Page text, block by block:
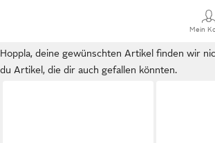
Mein
Hoppla, deine gewünschten Artikel finden wir
du Artikel, die dir auch gefallen könnten.